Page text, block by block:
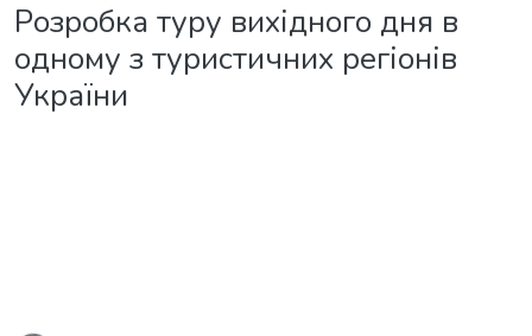
Розробка туру вихідного дня в
одному з туристичних регіонів
України